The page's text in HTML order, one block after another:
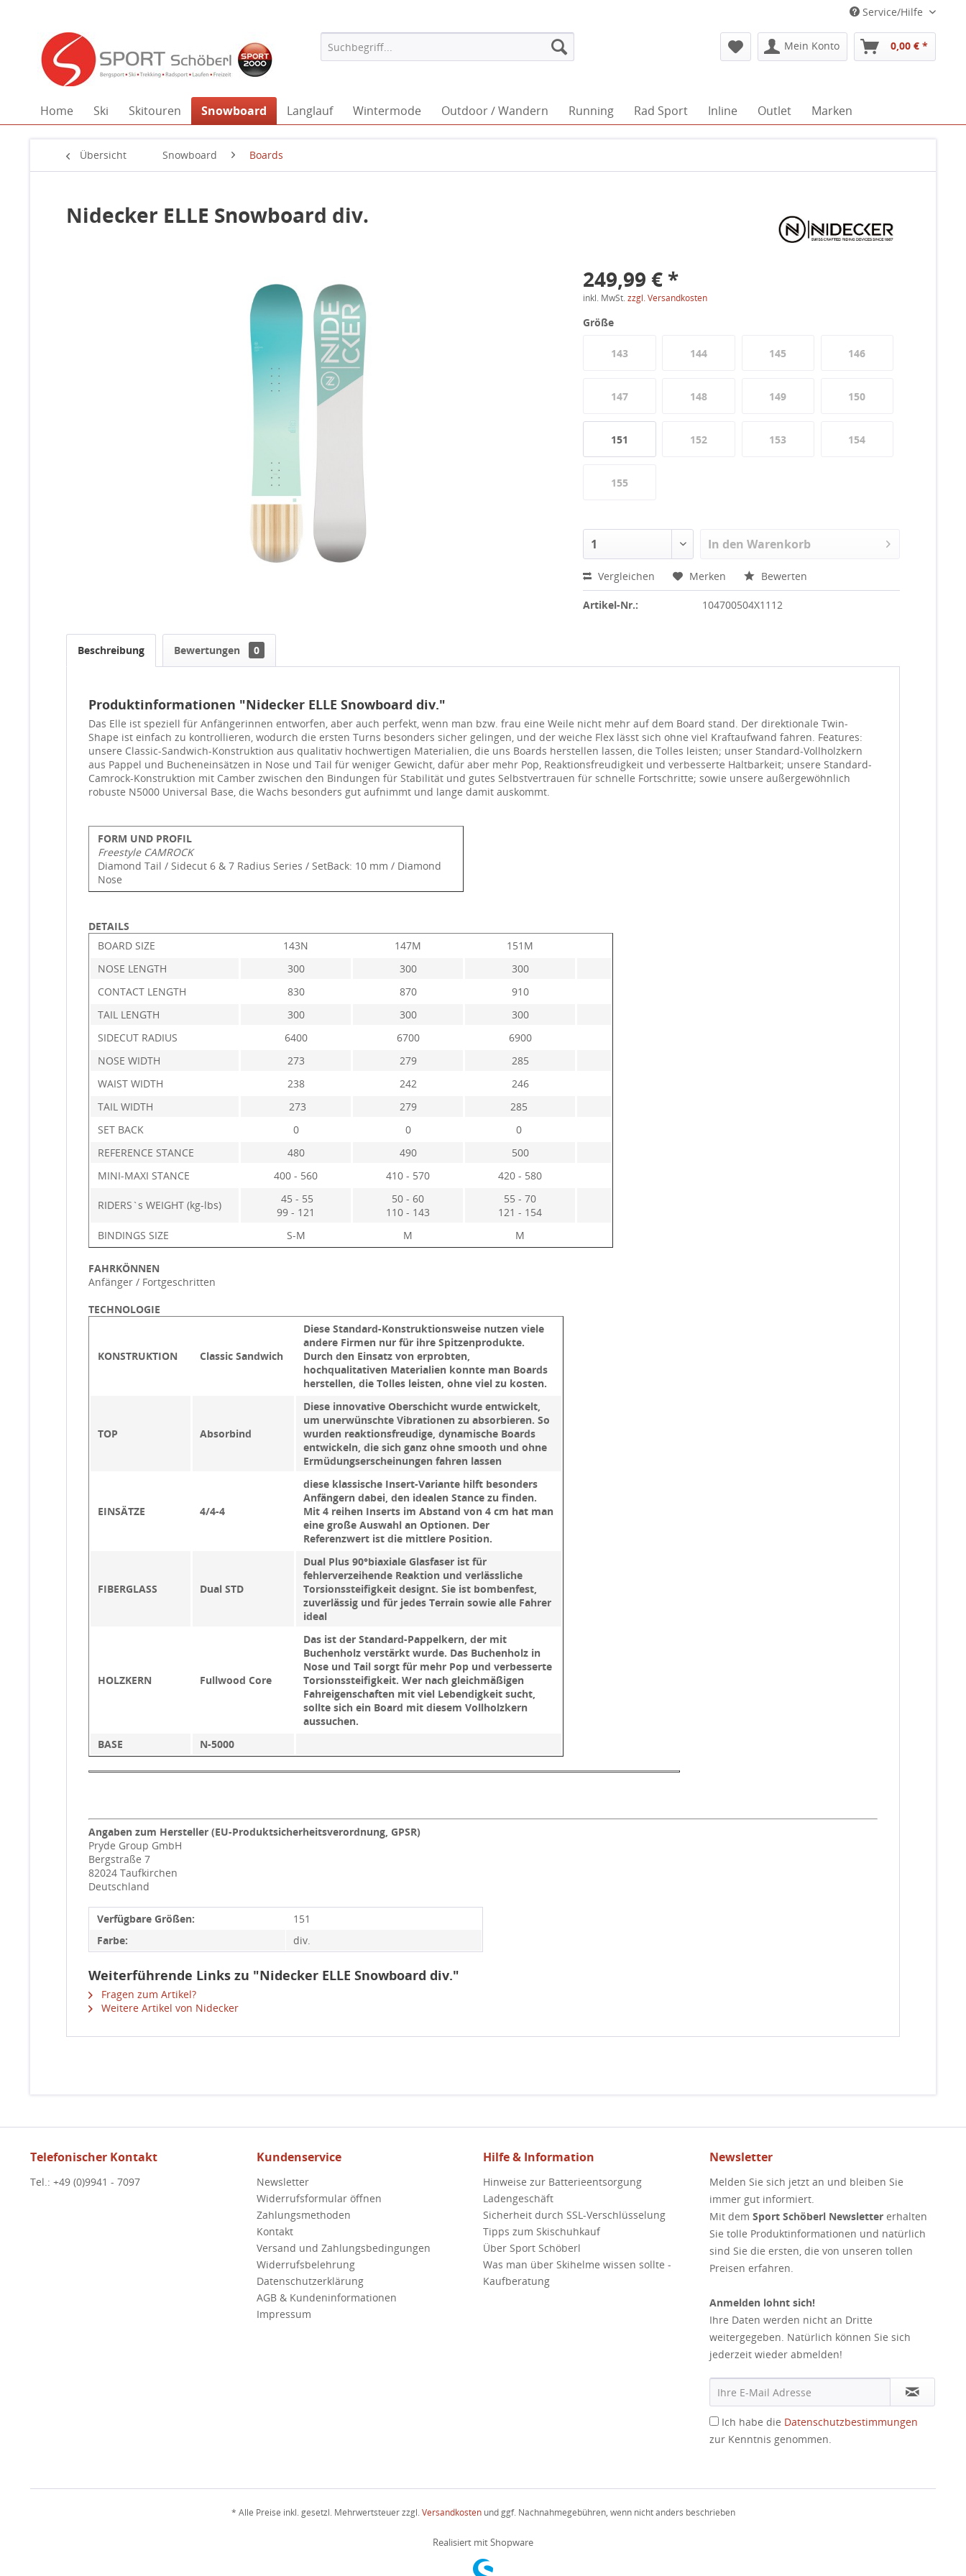
Service/Hilfe
Mein Konto 0,00 € *
Home Ski Skitouren Snowboard Langlauf Wintermode Outdoor / Wandern Running Rad Sport Inline Outlet Marken
Übersicht Snowboard Boards
Nidecker ELLE Snowboard div.
249,99 € *
inkl. MwSt.zzgl. Versandkosten
Größe
143 144 145 146
147 148 149 150
151 152 153 154
155
In den Warenkorb
Vergleichen Merken Bewerten
Artikel-Nr.: 104700504X1112
Beschreibung Bewertungen 0
Produktinformationen "Nidecker ELLE Snowboard div."
Das Elle ist speziell für Anfängerinnen entworfen, aber auch perfekt, wenn man bzw. frau eine Weile nicht mehr auf dem Board stand. Der direktionale Twin-
Shape ist einfach zu kontrollieren, wodurch die ersten Turns besonders sicher gelingen, und der weiche Flex lässt sich ohne viel Kraftaufwand fahren. Features:
unsere Classic-Sandwich-Konstruktion aus qualitativ hochwertigen Materialien, die uns Boards herstellen lassen, die Tolles leisten; unser Standard-Vollholzkern
aus Pappel und Bucheneinsätzen in Nose und Tail für weniger Gewicht, dafür aber mehr Pop, Reaktionsfreudigkeit und verbesserte Haltbarkeit; unsere Standard-
Camrock-Konstruktion mit Camber zwischen den Bindungen für Stabilität und gutes Selbstvertrauen für schnelle Fortschritte; sowie unsere außergewöhnlich
robuste N5000 Universal Base, die Wachs besonders gut aufnimmt und lange damit auskommt.
FORM UND PROFIL
Freestyle CAMROCK
Diamond Tail / Sidecut 6 & 7 Radius Series / SetBack: 10 mm / Diamond
Nose
DETAILS
BOARD SIZE
143N 147M
151M
NOSE LENGTH
300 300
300
CONTACT LENGTH
830 870
910
TAIL LENGTH
300 300
300
SIDECUT RADIUS
6400 6700
6900
NOSE WIDTH
273 279
285
WAIST WIDTH
238 242
246
TAIL WIDTH
273 279
285
SET BACK
0 0
0
REFERENCE STANCE
480 490
500
MINI-MAXI STANCE
400 - 560 410 - 570 420 - 580
RIDERS`s WEIGHT (kg-lbs)
45 - 55
99 - 121
50 - 60
110 - 143
55 - 70
121 - 154
BINDINGS SIZE
S-M M M
FAHRKÖNNEN
Anfänger / Fortgeschritten
TECHNOLOGIE
KONSTRUKTION Classic Sandwich
Diese Standard-Konstruktionsweise nutzen viele
andere Firmen nur für ihre Spitzenprodukte.
Durch den Einsatz von erprobten,
hochqualitativen Materialien konnte man Boards
herstellen, die Tolles leisten, ohne viel zu kosten.
TOP Absorbind
Diese innovative Oberschicht wurde entwickelt,
um unerwünschte Vibrationen zu absorbieren. So
wurden reaktionsfreudige, dynamische Boards
entwickeln, die sich ganz ohne smooth und ohne
Ermüdungserscheinungen fahren lassen
EINSÄTZE 4/4-4
diese klassische Insert-Variante hilft besonders
Anfängern dabei, den idealen Stance zu finden.
Mit 4 reihen Inserts im Abstand von 4 cm hat man
eine große Auswahl an Optionen. Der
Referenzwert ist die mittlere Position.
FIBERGLASS Dual STD
Dual Plus 90°biaxiale Glasfaser ist für
fehlerverzeihende Reaktion und verlässliche
Torsionssteifigkeit designt. Sie ist bombenfest,
zuverlässig und für jedes Terrain sowie alle Fahrer
ideal
HOLZKERN Fullwood Core
Das ist der Standard-Pappelkern, der mit
Buchenholz verstärkt wurde. Das Buchenholz in
Nose und Tail sorgt für mehr Pop und verbesserte
Torsionssteifigkeit. Wer nach gleichmäßigen
Fahreigenschaften mit viel Lebendigkeit sucht,
sollte sich ein Board mit diesem Vollholzkern
aussuchen.
BASE
N-5000
Angaben zum Hersteller (EU-Produktsicherheitsverordnung, GPSR)
Pryde Group GmbH
Bergstraße 7
82024 Taufkirchen
Deutschland
Verfügbare Größen:
151
Farbe:
div.
Weiterführende Links zu "Nidecker ELLE Snowboard div."
Fragen zum Artikel?
Weitere Artikel von Nidecker
Telefonischer Kontakt
Tel.: +49 (0)9941 - 7097
Kundenservice
Newsletter
Widerrufsformular öffnen
Zahlungsmethoden
Kontakt
Versand und Zahlungsbedingungen
Widerrufsbelehrung
Datenschutzerklärung
AGB & Kundeninformationen
Impressum
Hilfe & Information
Hinweise zur Batterieentsorgung
Ladengeschäft
Sicherheit durch SSL-Verschlüsselung
Tipps zum Skischuhkauf
Über Sport Schöberl
Was man über Skihelme wissen sollte -
Kaufberatung
Newsletter
Melden Sie sich jetzt an und bleiben Sie
immer gut informiert.
Mit dem Sport Schöberl Newsletter erhalten
Sie tolle Produktinformationen und natürlich
sind Sie die ersten, die von unseren tollen
Preisen erfahren.
Anmelden lohnt sich!
Ihre Daten werden nicht an Dritte
weitergegeben. Natürlich können Sie sich
jederzeit wieder abmelden!
Ich habe die Datenschutzbestimmungen
zur Kenntnis genommen.
* Alle Preise inkl. gesetzl. Mehrwertsteuer zzgl. Versandkostenund ggf. Nachnahmegebühren, wenn nicht anders beschrieben
Realisiert mit Shopware